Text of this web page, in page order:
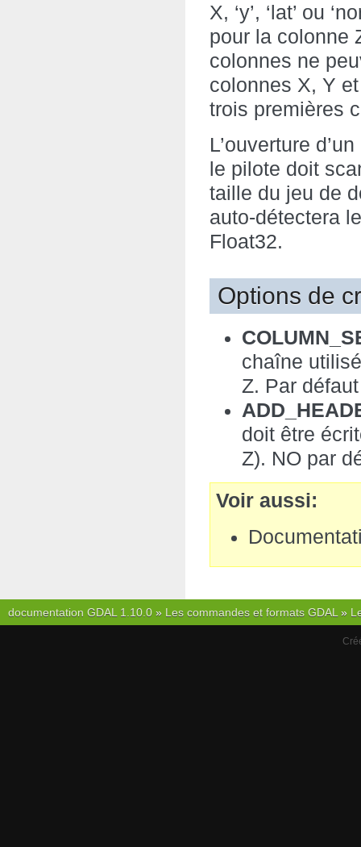
X, ‘y’, ‘lat’ ou
pour la colonne
colonnes ne
colonnes X, Y
trois premières
L’ouverture
le pilote doit
taille du jeu de
auto-détectera
Float32.
Options de
chaîne
Z. Par
doit être
Z). NO par
Voir aussi
documentation GDAL 1.10.0 » Les commandes et formats GDAL »